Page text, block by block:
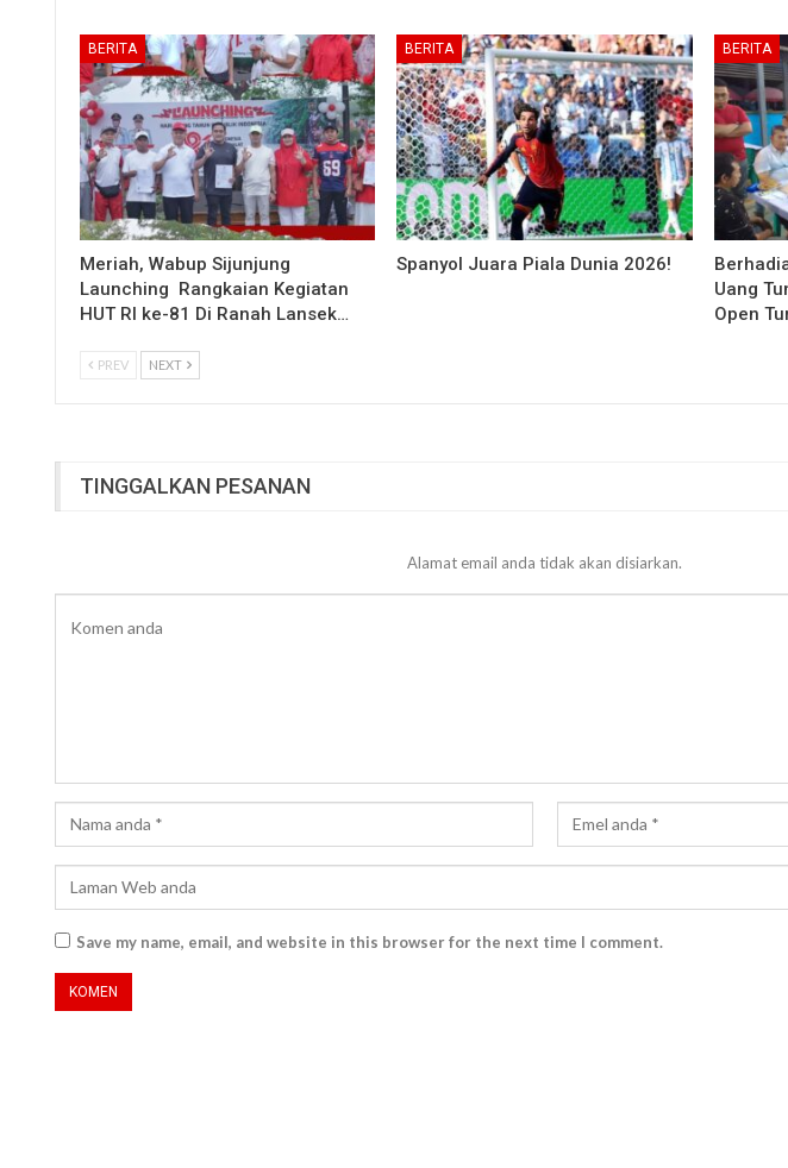
BERITA
Meriah, Wabup Sijunjung
Launching Rangkaian Kegiatan
HUT RI ke-81 Di Ranah Lansek…
BERITA
Spanyol Juara Piala Dunia 2026!
BERITA
Uang
Open
PREV NEXT
TINGGALKAN PESANAN
Alamat email anda tidak akan disiarkan.
Save my name, email, and website in this browser for the next time I comment.